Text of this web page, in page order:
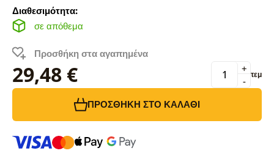
Διαθεσιμότητα:
σε απόθεμα
Προσθήκη στα αγαπημένα
29,48 € -
+ τεμ
ΠΡΟΣΘΉΚΗ ΣΤΟ ΚΑΛΆΘΙ